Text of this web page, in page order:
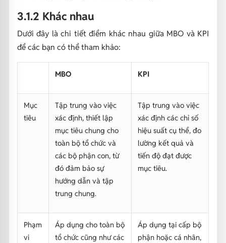
3.1.2 Khác nhau
Dưới đây là chi tiết điểm khác nhau giữa MBO và KPI
để các bạn có thể tham khảo:
MBO KPI
Mục
tiêu
Tập trung vào việc
xác định, thiết lập
mục tiêu chung cho
toàn bộ tổ chức và
các bộ phận con, từ
đó đảm bảo sự
hướng dẫn và tập
trung chung.
Tập trung vào việc
xác định các chỉ số
hiệu suất cụ thể, đo
lường kết quả và
tiến độ đạt được
mục tiêu.
Phạm
vi
Áp dụng cho toàn bộ
tổ chức cũng như các
Áp dụng tại cấp bộ
phận hoặc cá nhân,